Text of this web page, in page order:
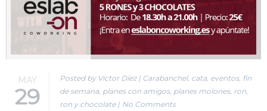
MAY
29
Posted by Víctor Díez| Carabanchel, cata, eventos, fin
de semana, planes con amigos, planes molones, ron,
ron y chocolate| No Comments
Contacto